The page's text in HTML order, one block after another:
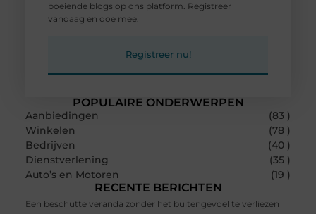
POPULAIRE ONDERWERPEN
Aanbiedingen
(83 )
Winkelen
(78 )
Bedrijven
(40 )
Dienstverlening
(35 )
Auto’s en Motoren
(19 )
RECENTE BERICHTEN
Een beschutte veranda zonder het buitengevoel te verliezen
boeiende blogs op ons platform. Registreer
vandaag en doe mee.
Registreer nu!